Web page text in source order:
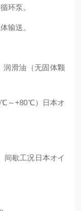
环泵。
输送。
润滑油（无固体颗
～+80℃）日本オ
间歇工况日本オイ